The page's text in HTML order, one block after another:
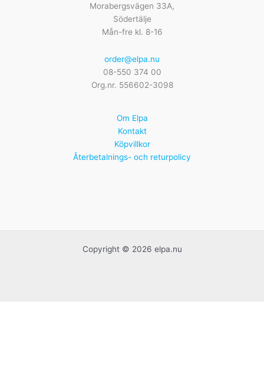
Morabergsvägen 33A,
Södertälje
Mån-fre kl. 8-16
order@elpa.nu
08-550 374 00
Org.nr. 556602-3098
Om Elpa
Kontakt
Köpvillkor
Återbetalnings- och returpolicy
Copyright © 2026 elpa.nu